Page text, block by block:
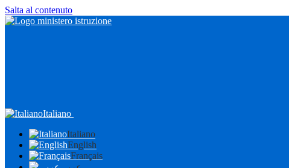
Salta al contenuto
Italiano
Italiano
English
Français